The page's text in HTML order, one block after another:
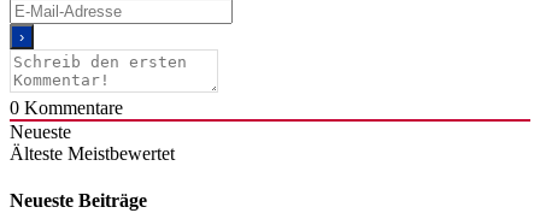
0 Kommentare
Neueste
Älteste Meistbewertet
Neueste Beiträge